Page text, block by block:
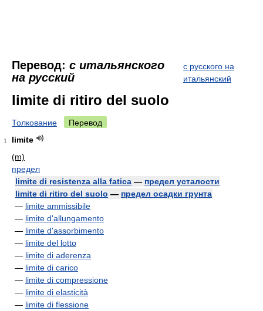
Перевод: с итальянского
на русский
с русского на
итальянский
limite di ritiro del suolo
Толкование Перевод
1
limite
(m)
предел
limite di resistenza alla fatica — предел усталости
limite di ritiro del suolo — предел осадки грунта
— limite ammissibile
— limite d'allungamento
— limite d'assorbimento
— limite del lotto
— limite di aderenza
— limite di carico
— limite di compressione
— limite di elasticità
— limite di flessione